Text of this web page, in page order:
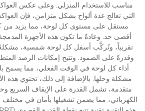
مناسب للاستخدام المنزلي. وعلى عكس
التي تعالج عدة ألواح بشكل متزامن، فإن
مستقل على مستوى كل لوحة، مما يزيد من
أقصى حد. وعادةً ما تكون هذه الأجهزة
تقريباً، وتُركَّب أسفل كل لوحة شمسية، مشكلةً
وقدرةً على الصمود. وتتيح إمكانات الرصد
أداء كل لوحة في الوقت الفعلي، مما يسمح
مشكلة وحلها. بالإضافة إلى ذلك، تحتوي هذه
متقدمة، تشمل القدرة على الإيقاف السريع
الكهربائي، مما يضمن تشغيلها بأمان في مختلف